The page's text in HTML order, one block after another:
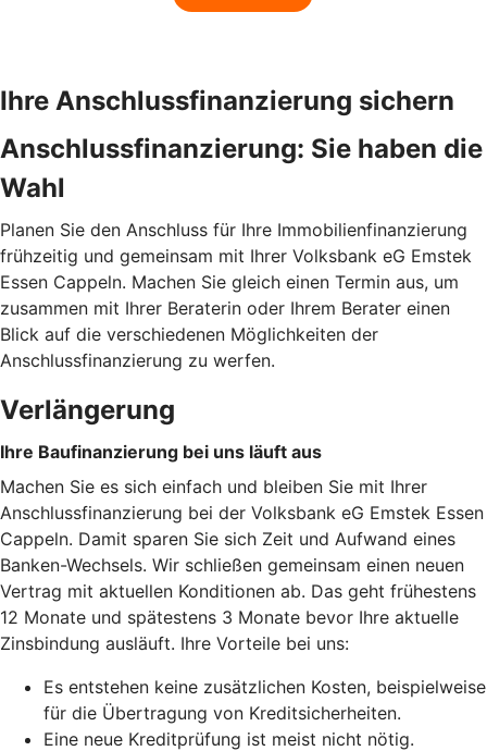
Ihre Anschlussfinanzierung sichern
Anschlussfinanzierung: Sie haben die
Wahl
Planen Sie den Anschluss für Ihre Immobilienfinanzierung
frühzeitig und gemeinsam mit Ihrer Volksbank eG Emstek
Essen Cappeln. Machen Sie gleich einen Termin aus, um
zusammen mit Ihrer Beraterin oder Ihrem Berater einen
Blick auf die verschiedenen Möglichkeiten der
Anschlussfinanzierung zu werfen.
Verlängerung
Ihre Baufinanzierung bei uns läuft aus
Machen Sie es sich einfach und bleiben Sie mit Ihrer
Anschlussfinanzierung bei der Volksbank eG Emstek Essen
Cappeln. Damit sparen Sie sich Zeit und Aufwand eines
Banken-Wechsels. Wir schließen gemeinsam einen neuen
Vertrag mit aktuellen Konditionen ab. Das geht frühestens
12 Monate und spätestens 3 Monate bevor Ihre aktuelle
Zinsbindung ausläuft. Ihre Vorteile bei uns:
Es entstehen keine zusätzlichen Kosten, beispielweise
für die Übertragung von Kreditsicherheiten.
Eine neue Kreditprüfung ist meist nicht nötig.